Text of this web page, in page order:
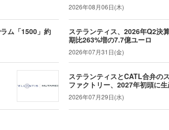
2026年08月06日(木)
ム「1500」約
ステランティス、2026年Q2決
期比263%増の7.7億ユーロ
2026年07月31日(金)
ステランティスとCATL合弁の
ファクトリー、2027年初頭に
2026年07月29日(水)